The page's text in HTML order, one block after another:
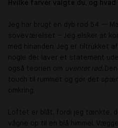
Hvilke farver valgte du, og
Jeg har brugt en dyb rød 54 —
soveværelset – Jeg elsker at
med hinanden. Jeg er tiltrukket
nogle der laver et statement
også teorien om uventet rød.
touch til rummet og gør det
omkring.
Loftet er blåt, fordi jeg tænkte,
vågne op til en blå himmel.